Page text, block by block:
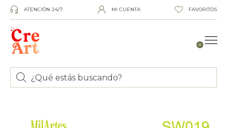
ATENCIÓN 24/7 MI CUENTA FAVORITOS
0